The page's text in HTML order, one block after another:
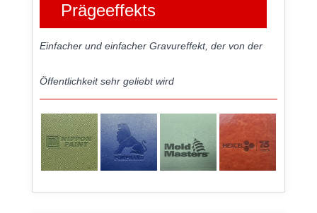
Prägeeffekts
Einfacher und einfacher Gravureffekt, der von der
Öffentlichkeit sehr geliebt wird